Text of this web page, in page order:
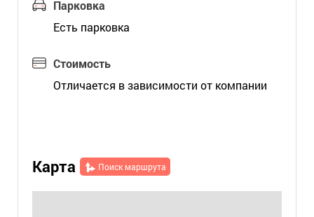
Парковка
Есть парковка
Стоимость
Отличается в зависимости от компании
Карта Поиск маршрута